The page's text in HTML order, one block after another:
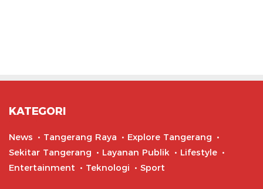
KATEGORI
News Tangerang Raya
Explore Tangerang
Sekitar Tangerang
Layanan Publik
Lifestyle
Entertainment
Teknologi Sport